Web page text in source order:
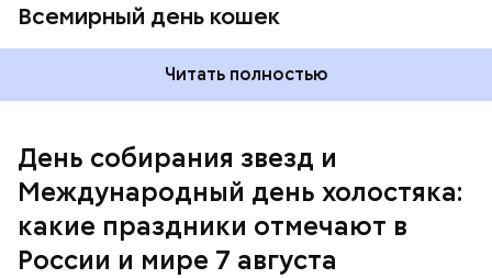
Всемирный день кошек
Читать полностью
День собирания звезд и
Международный день холостяка:
какие праздники отмечают в
России и мире 7 августа
Международный день холостяка